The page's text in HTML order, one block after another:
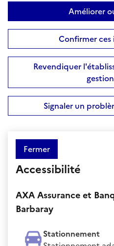
Améliorer
Confirmer
Revendiquer
Signaler un
Fermer
Accessibilité
AXA Assurance et
Barbaray
Stationnement